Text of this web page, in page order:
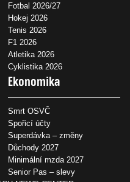
Fotbal 2026/27
Hokej 2026
Tenis 2026
F1 2026
Atletika 2026
Cyklistika 2026
Ekonomika
Smrt OSVČ
Spořicí účty
Superdávka – změny
Důchody 2027
Minimální mzda 2027
Senior Pas – slevy